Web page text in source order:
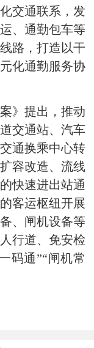
交通联系，发
、通勤包车等
路，打造以干
化通勤服务协
》提出，推动
交通站、汽车
通换乘中心转
容改造、流线
快速进出站通
客运枢纽开展
、闸机设备等
行道、免安检
码通”“闸机常